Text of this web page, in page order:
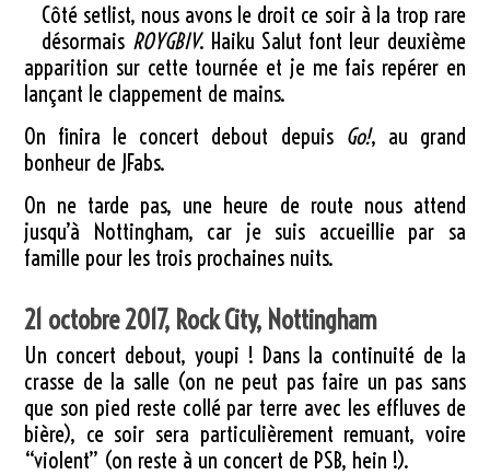
Côté setlist, nous avons le droit ce soir à la trop rare
désormais ROYGBIV. Haiku Salut font leur deuxième
apparition sur cette tournée et je me fais repérer en
lançant le clappement de mains.
On finira le concert debout depuis Go!, au grand
bonheur de JFabs.
On ne tarde pas, une heure de route nous attend
jusqu’à Nottingham, car je suis accueillie par sa
famille pour les trois prochaines nuits.
21 octobre 2017, Rock City, Nottingham
Un concert debout, youpi ! Dans la continuité de la
crasse de la salle (on ne peut pas faire un pas sans
que son pied reste collé par terre avec les effluves de
bière), ce soir sera particulièrement remuant, voire
“violent” (on reste à un concert de PSB, hein !).